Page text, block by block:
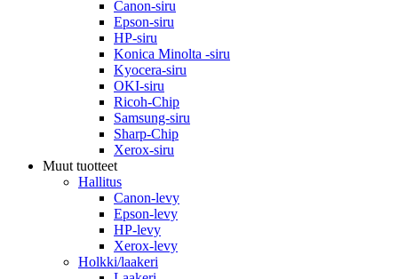
Canon-siru
Epson-siru
HP-siru
Konica Minolta -siru
Kyocera-siru
OKI-siru
Ricoh-Chip
Samsung-siru
Sharp-Chip
Xerox-siru
Muut tuotteet
Hallitus
Canon-levy
Epson-levy
HP-levy
Xerox-levy
Holkki/laakeri